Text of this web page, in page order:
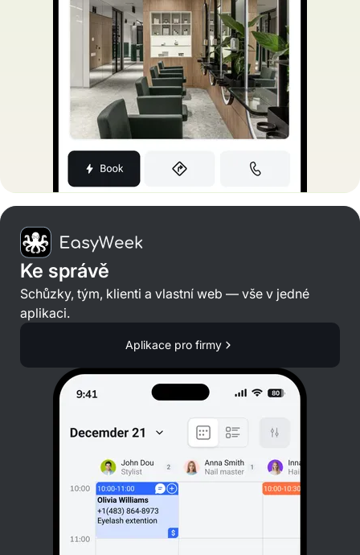
Ke správě
Schůzky, tým, klienti a vlastní web — vše v jedné
aplikaci.
Aplikace pro firmy